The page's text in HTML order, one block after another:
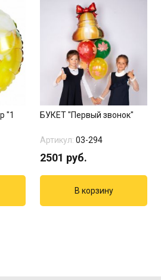
"1
БУКЕТ "Первый звонок"
Артикул: 03-294
2501 руб.